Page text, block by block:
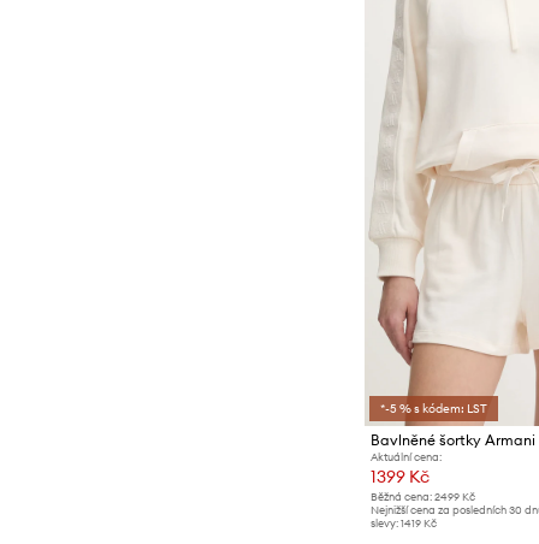
*-5 % s kódem: LST
Bavlněné šortky Armani
Aktuální cena:
1399 Kč
Běžná cena: 2499 Kč
Nejnižší cena za posledních 30
slevy: 1419 Kč